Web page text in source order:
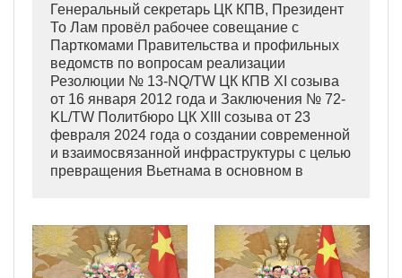
Генеральный секретарь ЦК КПВ, Президент
То Лам провёл рабочее совещание с
Парткомами Правительства и профильных
ведомств по вопросам реализации
Резолюции № 13-NQ/TW ЦК КПВ XI созыва
от 16 января 2012 года и Заключения № 72-
KL/TW Политбюро ЦК XIII созыва от 23
февраля 2024 года о создании современной
и взаимосвязанной инфраструктуры с целью
превращения Вьетнама в основном в